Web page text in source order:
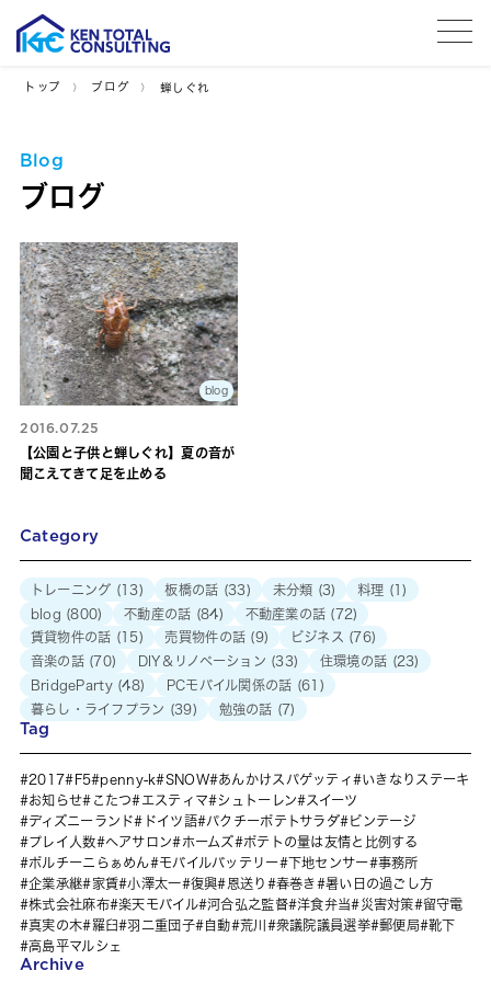
トップ ブログ 蝉しぐれ
Blog
ブログ
blog
2016.07.25
【公園と子供と蝉しぐれ】夏の音が
聞こえてきて足を止める
Category
トレーニング (13) 板橋の話 (33) 未分類 (3) 料理 (1)
blog (800) 不動産の話 (84) 不動産業の話 (72)
賃貸物件の話 (15) 売買物件の話 (9) ビジネス (76)
音楽の話(70) DIY＆リノベーション (33) 住環境の話 (23)
BridgeParty(48) PCモバイル関係の話 (61)
暮らし・ライフプラン (39) 勉強の話 (7)
Tag
2017 F5 penny-k SNOW あんかけスパゲッティ
いきなりステーキ
お知らせ
こたつ エスティマ シュトーレン
スイーツ
ディズニーランド
ドイツ語 パクチーポテトサラダ
ビンテージ
プレイ人数
ヘアサロン ホームズ
ポテトの量は友情と比例する
ポルチーニらぁめん
モバイルバッテリー 下地センサー
事務所
企業承継
家賃 小澤太一 復興 恩送り 春巻き
暑い日の過ごし方
株式会社麻布
楽天モバイル 河合弘之監督 洋食弁当 災害対策
留守電
真実の木
羅臼 羽二重団子 自動 荒川 衆議院議員選挙 郵便局
靴下
高島平マルシェ
Archive